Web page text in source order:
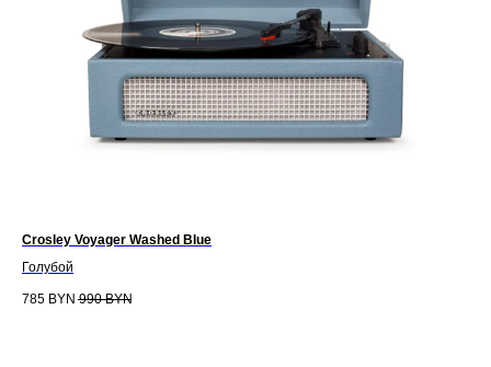
Crosley Voyager Washed Blue
Голубой
785 BYN 990 BYN